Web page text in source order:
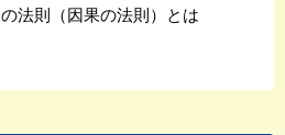
法則（因果の法則）とは